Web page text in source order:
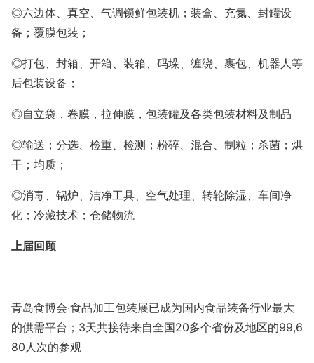
◎六边体、真空、气调锁鲜包装机；装盒、充氮、封罐设
备；覆膜包装；
◎打包、封箱、开箱、装箱、码垛、缠绕、裹包、机器人等
后包装设备；
◎自立袋，卷膜，拉伸膜，包装罐及各类包装材料及制品
◎输送；分选、检重、检测；粉碎、混合、制粒；杀菌；烘
干；均质；
◎消毒、锅炉、洁净工具、空气处理、转轮除湿、车间净
化；冷藏技术；仓储物流
上届回顾
青岛食博会·食品加工包装展已成为国内食品装备行业最大
的供需平台；3天共接待来自全国20多个省份及地区的99,6
80人次的参观